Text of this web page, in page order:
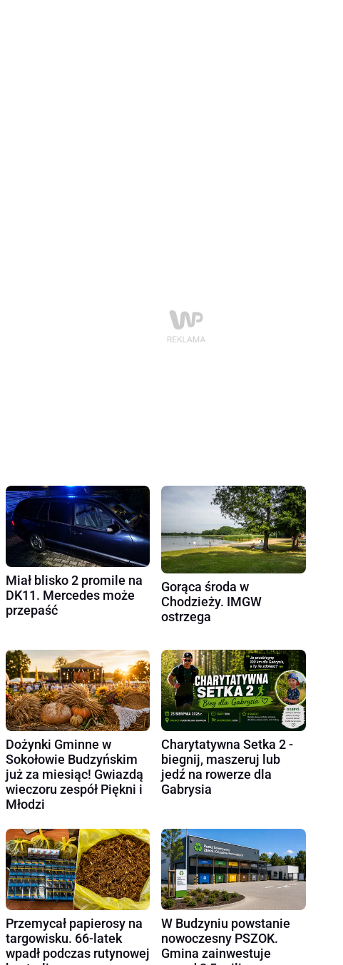
Miał blisko 2 promile na
DK11. Mercedes może
przepaść
Gorąca środa w
Chodzieży. IMGW
ostrzega
Dożynki Gminne w
Sokołowie Budzyńskim
już za miesiąc! Gwiazdą
wieczoru zespół Piękni i
Młodzi
Charytatywna Setka 2 -
biegnij, maszeruj lub
jedź na rowerze dla
Gabrysia
Przemycał papierosy na
targowisku. 66-latek
wpadł podczas rutynowej
W Budzyniu powstanie
nowoczesny PSZOK.
Gmina zainwestuje